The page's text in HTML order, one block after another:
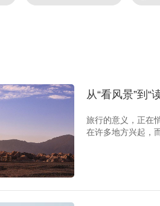
从“看风景”到
旅行的意义，正在
在许多地方兴起，